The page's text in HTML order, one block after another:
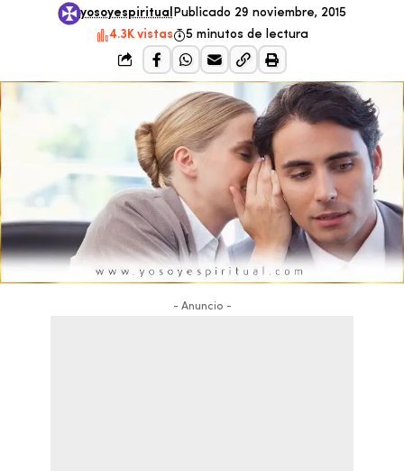
yosoyespiritual Publicado 29 noviembre, 2015
4.3K vistas
5 minutos de lectura
- Anuncio -